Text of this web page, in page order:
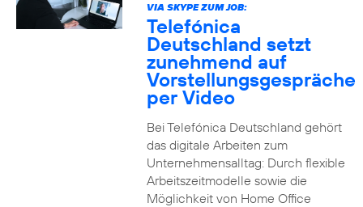
VIA SKYPE ZUM JOB:
Telefónica
Deutschland setzt
zunehmend auf
Vorstellungsgespräche
per Video
Bei Telefónica Deutschland gehört
das digitale Arbeiten zum
Unternehmensalltag: Durch flexible
Arbeitszeitmodelle sowie die
Möglichkeit von Home Office